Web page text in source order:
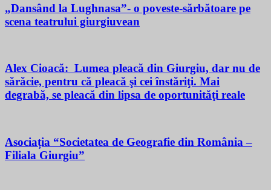
„Dansând la Lughnasa”- o poveste-sărbătoare pe
scena teatrului giurgiuvean
Alex Cioacă: Lumea pleacă din Giurgiu, dar nu de
sărăcie, pentru că pleacă şi cei înstăriţi. Mai
degrabă, se pleacă din lipsa de oportunităţi reale
Asociația “Societatea de Geografie din România –
Filiala Giurgiu”